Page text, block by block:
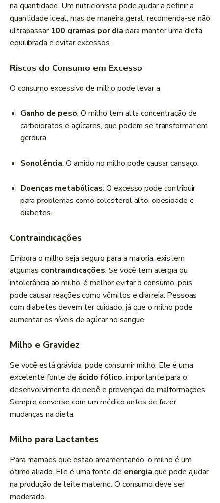
na quantidade. Um nutricionista pode ajudar a definir a
quantidade ideal, mas de maneira geral, recomenda-se não
ultrapassar 100 gramas por dia para manter uma dieta
equilibrada e evitar excessos.
Riscos do Consumo em Excesso
O consumo excessivo de milho pode levar a:
Ganho de peso: O milho tem alta concentração de
carboidratos e açúcares, que podem se transformar em
gordura.
Sonolência: O amido no milho pode causar cansaço.
Doenças metabólicas: O excesso pode contribuir
para problemas como colesterol alto, obesidade e
diabetes.
Contraindicações
Embora o milho seja seguro para a maioria, existem
algumas contraindicações. Se você tem alergia ou
intolerância ao milho, é melhor evitar o consumo, pois
pode causar reações como vômitos e diarreia. Pessoas
com diabetes devem ter cuidado, já que o milho pode
aumentar os níveis de açúcar no sangue.
Milho e Gravidez
Se você está grávida, pode consumir milho. Ele é uma
excelente fonte de ácido fólico, importante para o
desenvolvimento do bebê e prevenção de malformações.
Sempre converse com um médico antes de fazer
mudanças na dieta.
Milho para Lactantes
Para mamães que estão amamentando, o milho é um
ótimo aliado. Ele é uma fonte de energia que pode ajudar
na produção de leite materno. O consumo deve ser
moderado.